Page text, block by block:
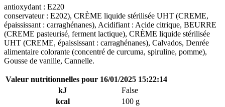
antioxydant : E220
conservateur : E202), CRÈME liquide stérilisée UHT (CREME,
épaississant : carraghénanes), Acidifiant : Acide citrique, BEURRE
(CREME pasteurisé, ferment lactique), CRÈME liquide stérilisée
UHT (CREME, épaississant : carraghénanes), Calvados, Denrée
alimentaire colorante (concentré de curcuma, spiruline, pomme),
Gousse de vanille, Cannelle.
Valeur nutritionnelles pour 16/01/2025 15:22:14
kJ
False
kcal
100 g